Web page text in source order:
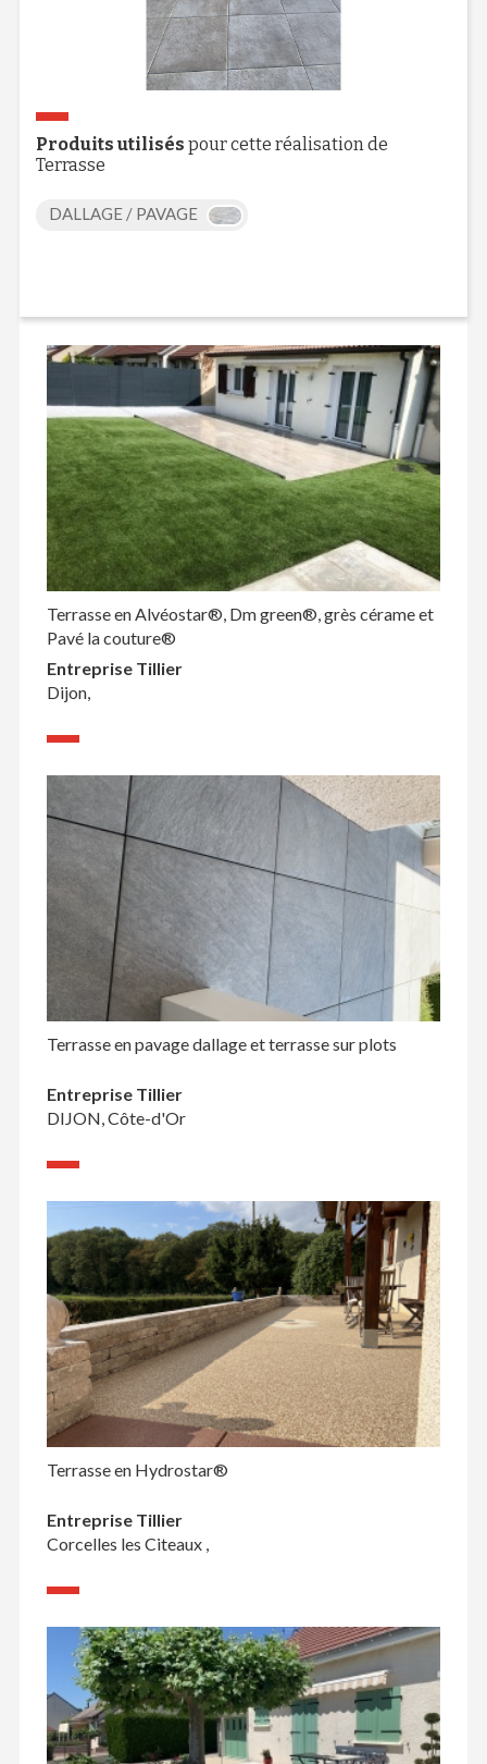
Produits utilisés pour cette réalisation de
Terrasse
DALLAGE / PAVAGE
Terrasse en Alvéostar®, Dm green®, grès cérame et
Pavé la couture®
Entreprise Tillier
Dijon,
Terrasse en pavage dallage et terrasse sur plots
Entreprise Tillier
DIJON, Côte-d'Or
Terrasse en Hydrostar®
Entreprise Tillier
Corcelles les Citeaux ,